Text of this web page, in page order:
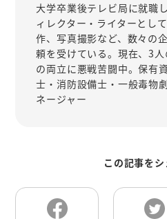
大学卒業後テレビ局に就職
ィレクター・ライターとし
作、写真撮影など、数々の
頼を受けている。現在、3
の両立に悪戦苦闘中。保有
士・消防設備士・一般毒物
ネージャー
この記事を